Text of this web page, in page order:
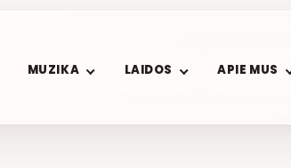
MUZIKA LAIDOS APIE MUS